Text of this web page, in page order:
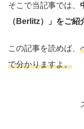
そこで当記事では、
（Berlitz）」をご紹
この記事を読めば、
で分かりますよ。